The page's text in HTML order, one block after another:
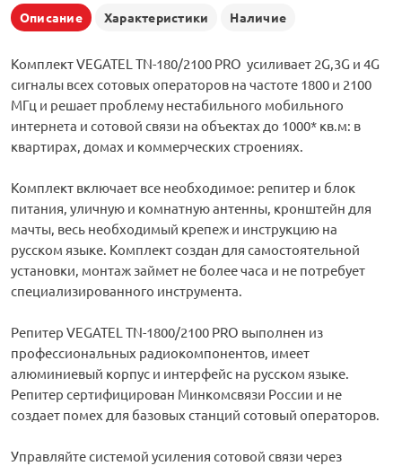
Описание Характеристики Наличие
Комплект VEGATEL TN-180/2100 PRO усиливает 2G,3G и 4G
сигналы всех сотовых операторов на частоте 1800 и 2100
МГц и решает проблему нестабильного мобильного
интернета и сотовой связи на объектах до 1000* кв.м: в
квартирах, домах и коммерческих строениях.
Комплект включает все необходимое: репитер и блок
питания, уличную и комнатную антенны, кронштейн для
мачты, весь необходимый крепеж и инструкцию на
русском языке. Комплект создан для самостоятельной
установки, монтаж займет не более часа и не потребует
специализированного инструмента.
Репитер VEGATEL TN-1800/2100 PRO выполнен из
профессиональных радиокомпонентов, имеет
алюминиевый корпус и интерфейс на русском языке.
Репитер сертифицирован Минкомсвязи России и не
создает помех для базовых станций сотовый операторов.
Управляйте системой усиления сотовой связи через